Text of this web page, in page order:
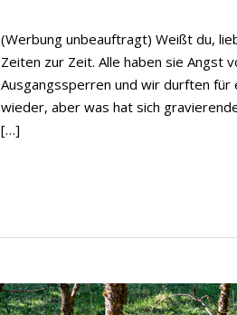
(Werbung unbeauftragt) Weißt du,
Zeiten zur Zeit. Alle haben sie Angst
Ausgangssperren und wir durften
wieder, aber was hat sich
[…]